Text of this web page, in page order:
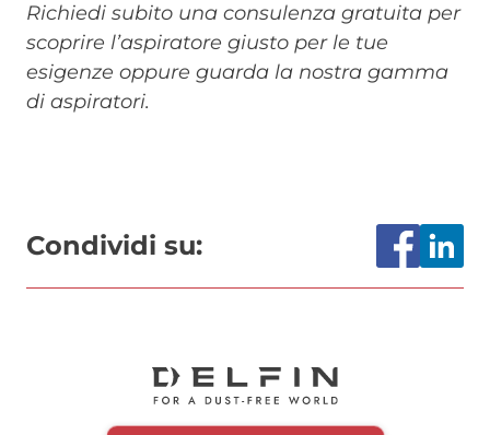
Richiedi subito una consulenza gratuita per
scoprire l’aspiratore giusto per le tue
esigenze oppure guarda la nostra gamma
di aspiratori.
Condividi su: